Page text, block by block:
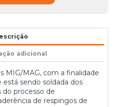
adicional
MIG/MAG, com a finalidade
sendo soldada dos
processo de
de respingos de